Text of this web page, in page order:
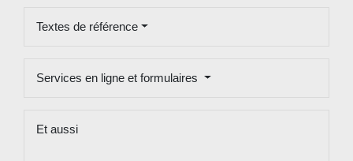
Textes de référence
Services en ligne et formulaires
Et aussi